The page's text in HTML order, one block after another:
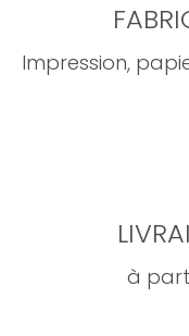
Impression,
à